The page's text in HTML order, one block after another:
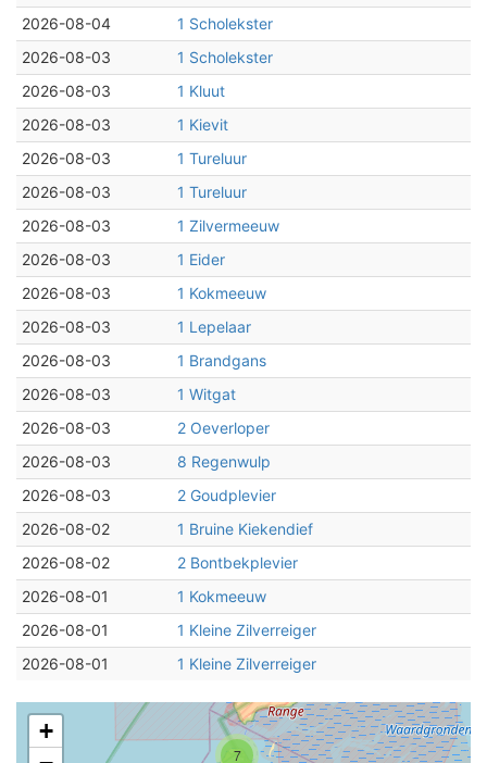
2026-08-04
1 Scholekster
2026-08-03
1 Scholekster
2026-08-03
1 Kluut
2026-08-03
1 Kievit
2026-08-03
1 Tureluur
2026-08-03
1 Tureluur
2026-08-03
1 Zilvermeeuw
2026-08-03
1 Eider
2026-08-03
1 Kokmeeuw
2026-08-03
1 Lepelaar
2026-08-03
1 Brandgans
2026-08-03
1 Witgat
2026-08-03
2 Oeverloper
2026-08-03
8 Regenwulp
2026-08-03
2 Goudplevier
2026-08-02
1 Bruine Kiekendief
2026-08-02
2 Bontbekplevier
2026-08-01
1 Kokmeeuw
2026-08-01
1 Kleine Zilverreiger
2026-08-01
1 Kleine Zilverreiger
7
+